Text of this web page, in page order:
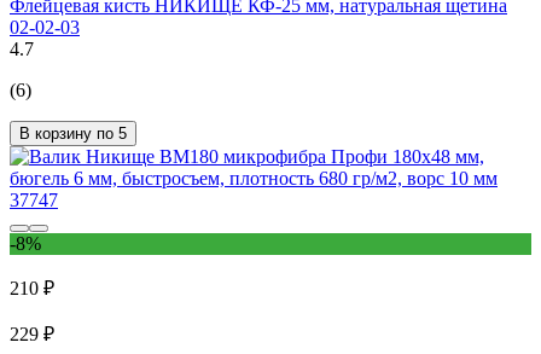
Флейцевая кисть НИКИЩЕ КФ-25 мм, натуральная щетина
02-02-03
4.7
(6)
В корзину по 5
-8%
210 ₽
229 ₽